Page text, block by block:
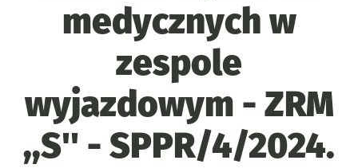
medycznych w
zespole
wyjazdowym - ZRM
,,S'' - SPPR/4/2024.